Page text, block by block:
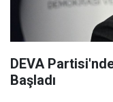
DEVA
Başladı